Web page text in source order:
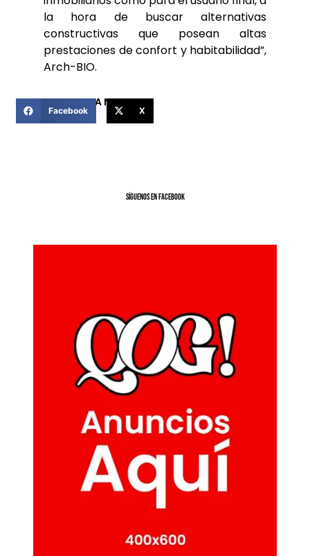
la hora de buscar alternativas
constructivas que posean altas
prestaciones de confort y habitabilidad”,
Arch-BIO.
COMPARTIR ESTA NOTICIA
Facebook X
SíGUENOS EN FACEBOOK